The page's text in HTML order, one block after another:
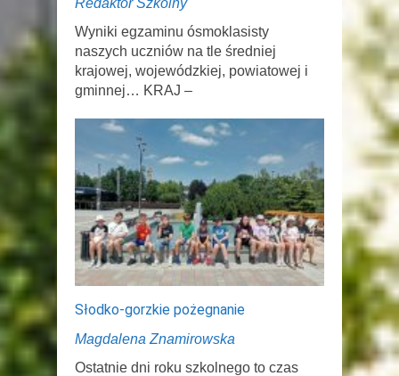
Redaktor Szkolny
Wyniki egzaminu ósmoklasisty
naszych uczniów na tle średniej
krajowej, wojewódzkiej, powiatowej i
gminnej… KRAJ –
Słodko-gorzkie pożegnanie
Magdalena Znamirowska
Ostatnie dni roku szkolnego to czas